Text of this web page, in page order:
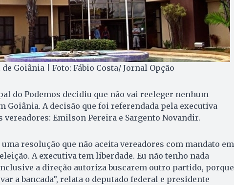
Goiânia | Foto: Fábio Costa/ Jornal Opção
do Podemos decidiu que não vai reeleger nenhum
Goiânia. A decisão que foi referendada pela executiva
vereadores: Emilson Pereira e Sargento Novandir.
uma resolução que não aceita vereadores com mandato em
A executiva tem liberdade. Eu não tenho nada
a direção autoriza buscarem outro partido, porque
a bancada”, relata o deputado federal e presidente